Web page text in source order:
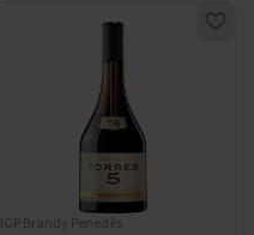
IGP Brandy Penedès